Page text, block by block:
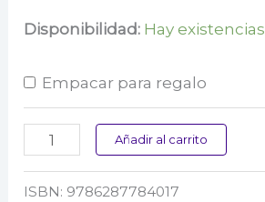
Disponibilidad: Hay existencias
Empacar para regalo
ADN
cantidad
Añadir al carrito
ISBN: 9786287784017